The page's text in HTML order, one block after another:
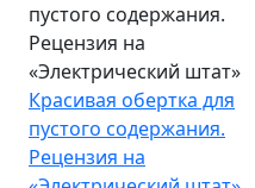
пустого содержания.
Рецензия на
«Электрический штат»
Красивая обертка для
пустого содержания.
Рецензия на